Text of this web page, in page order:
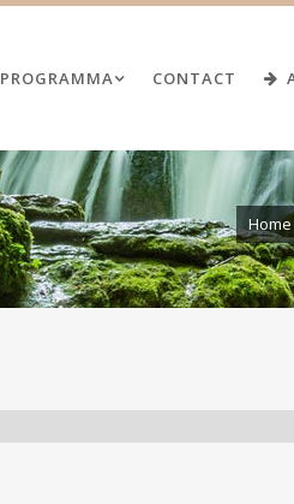
PROGRAMMA
SANTAI GUASHA
GEZICHTSBEHANDELING
EXAMENDATA
CONTACT
Home